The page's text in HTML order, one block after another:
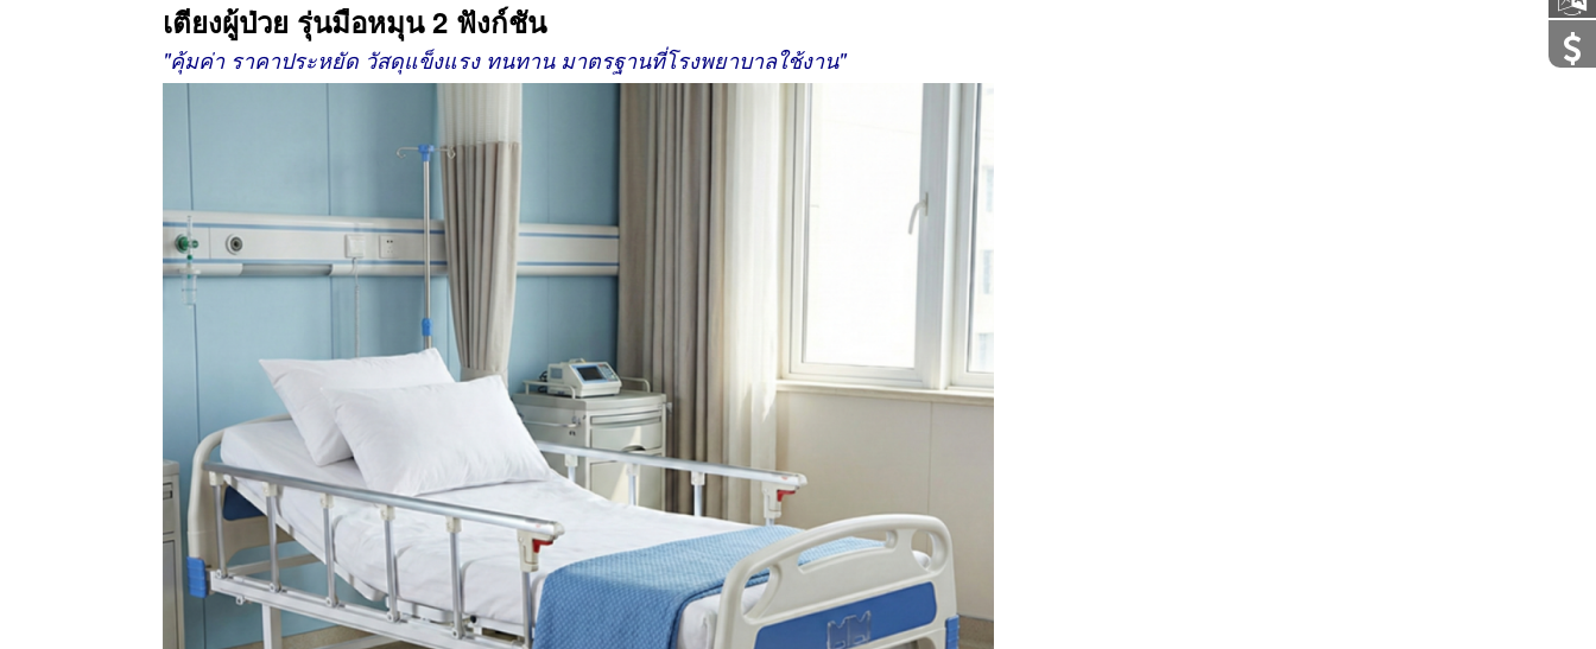
เตียงผู้ป่วย รุ่นมือหมุน 2 ฟังก์ชัน
"คุ้มค่า ราคาประหยัด วัสดุแข็งแรง ทนทาน มาตรฐานที่โรงพยาบาลใช้งาน"